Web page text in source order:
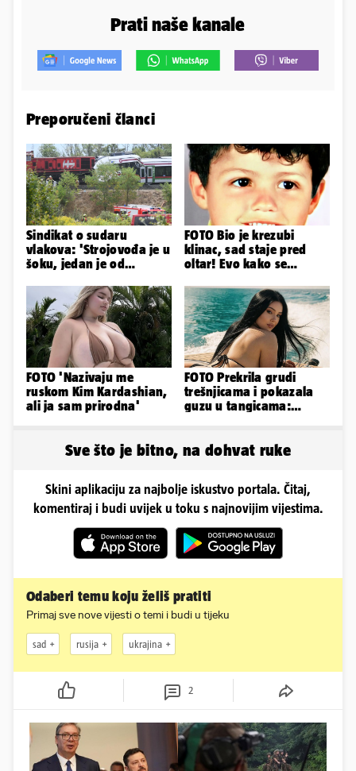
Prati naše kanale
Preporučeni članci
Sindikat o sudaru
vlakova: 'Strojovođa je u
šoku, jedan je od
najobučenijih...'
FOTO Bio je krezubi
klinac, sad staje pred
oltar! Evo kako se
najvećih...
FOTO 'Nazivaju me
ruskom Kim Kardashian,
ali ja sam prirodna'
FOTO Prekrila grudi
trešnjicama i pokazala
guzu u tangicama:
Sve što je bitno, na dohvat ruke
Skini aplikaciju za najbolje iskustvo portala. Čitaj,
komentiraj i budi uvijek u toku s najnovijim vijestima.
Odaberi temu koju želiš pratiti
Primaj sve nove vijesti o temi i budi u tijeku
sad rusija ukrajina
2